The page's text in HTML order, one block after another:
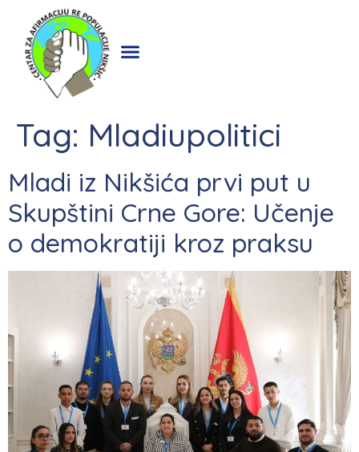
Tag: Mladiupolitici
Mladi iz Nikšića prvi put u
Skupštini Crne Gore: Učenje
o demokratiji kroz praksu